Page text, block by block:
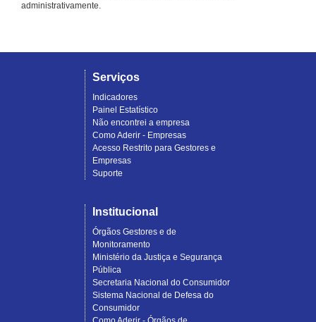
administrativamente.
Serviços
Indicadores
Painel Estatístico
Não encontrei a empresa
Como Aderir - Empresas
Acesso Restrito para Gestores e
Empresas
Suporte
Institucional
Órgãos Gestores e de
Monitoramento
Ministério da Justiça e Segurança
Pública
Secretaria Nacional do Consumidor
Sistema Nacional de Defesa do
Consumidor